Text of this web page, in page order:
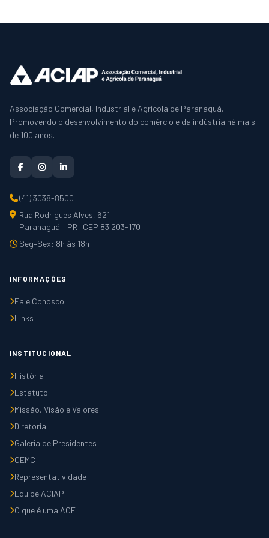
Associação Comercial, Industrial e Agrícola de Paranaguá.
Promovendo o desenvolvimento do comércio e da indústria há mais
de 100 anos.
(41) 3038-8500
Rua Rodrigues Alves, 621
Paranaguá – PR · CEP 83.203-170
Seg–Sex: 8h às 18h
INFORMAÇÕES
Fale Conosco
Links
INSTITUCIONAL
História
Estatuto
Missão, Visão e Valores
Diretoria
Galeria de Presidentes
CEMC
Representatividade
Equipe ACIAP
O que é uma ACE